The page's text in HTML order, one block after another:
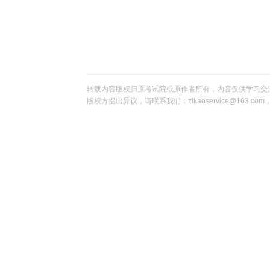
转载内容版权归原考试院或原作者所有，内容仅供学习
版权方提出异议，请联系我们：zikaoservice@163.com